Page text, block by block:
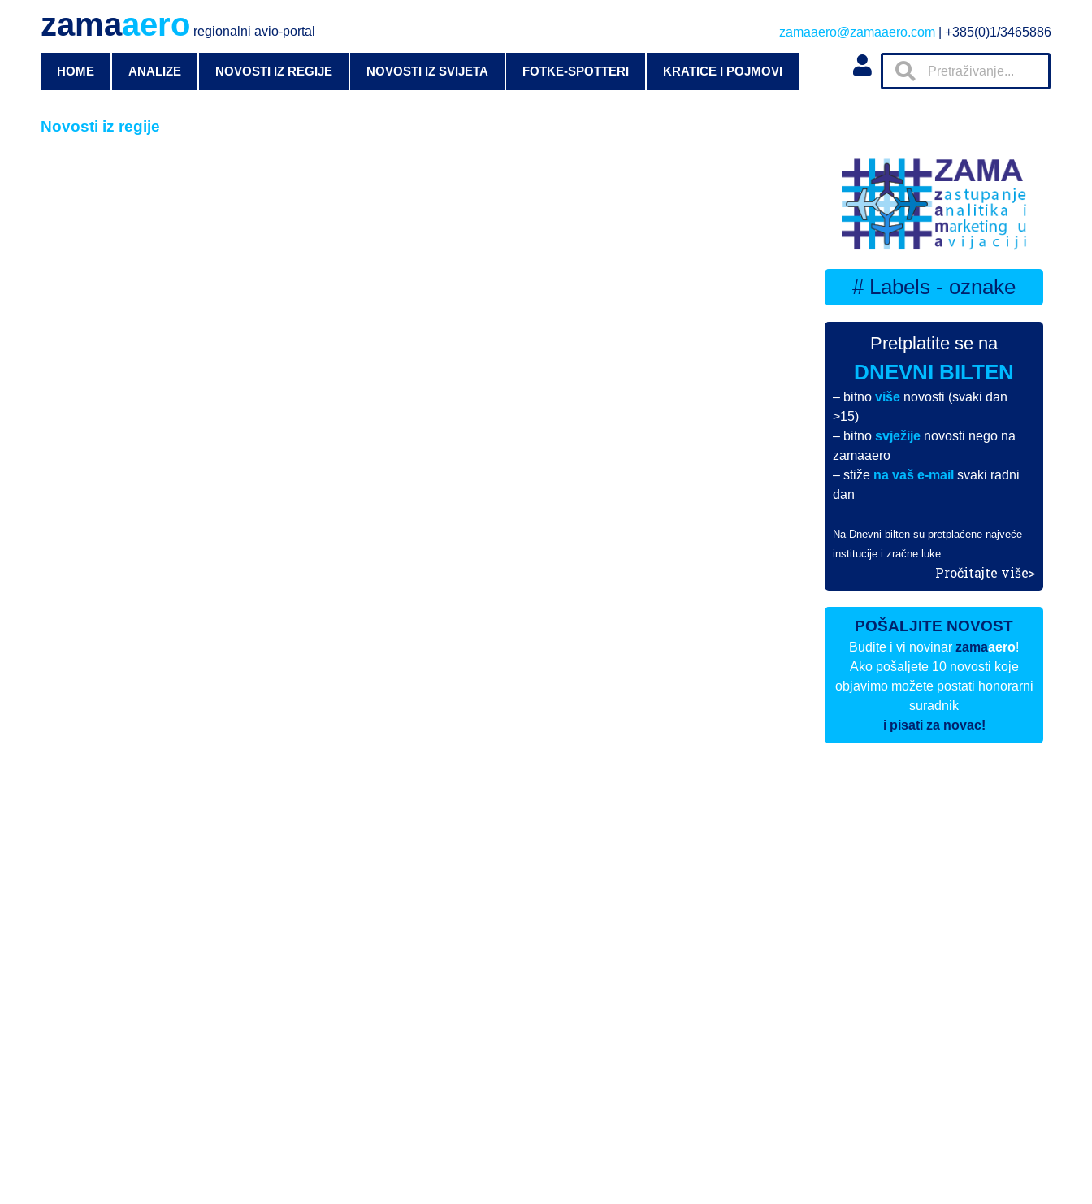
zamaaero regionalni avio-portal zamaaero@zamaaero.com | +385(0)1/3465886
HOME ANALIZE NOVOSTI IZ REGIJE NOVOSTI IZ SVIJETA FOTKE-SPOTTERI KRATICE I POJMOVI
Novosti iz regije
# Labels - oznake
Pretplatite se na
DNEVNI BILTEN
– bitnoviše novosti (svaki dan
>15)
– bitnosvježije novosti nego na
zamaaero
– stiže na vaš e-mail svaki radni
dan
Na Dnevni bilten su pretplaćene najveće
institucije i zračne luke
Pročitajte više>
POŠALJITE NOVOST
Budite i vi novinarzamaaero!
Ako pošaljete 10 novosti koje
objavimo možete postati honorarni
suradnik
i pisati za novac!